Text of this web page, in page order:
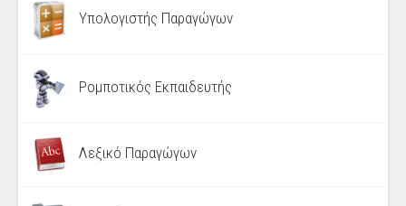
Υπολογιστής Παραγώγων
Ρομποτικός Εκπαιδευτής
Λεξικό Παραγώγων